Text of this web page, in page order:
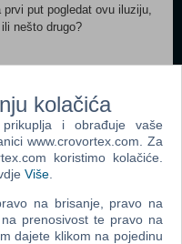
put pogledat ovu iluziju,
nešto drugo?
kolačića
i obrađuje vaše
www.crovortex.com. Za
koristimo kolačiće.
Više
na brisanje, pravo na
prenosivost te pravo na
dajete klikom na pojedinu